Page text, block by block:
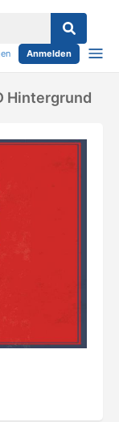
Anmelden
Hintergrund